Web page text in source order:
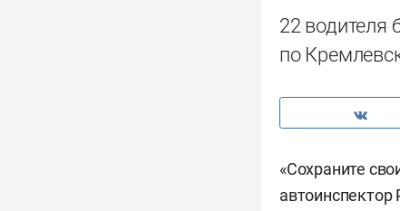
22 водителя
по
«Сохраните
автоинспектор